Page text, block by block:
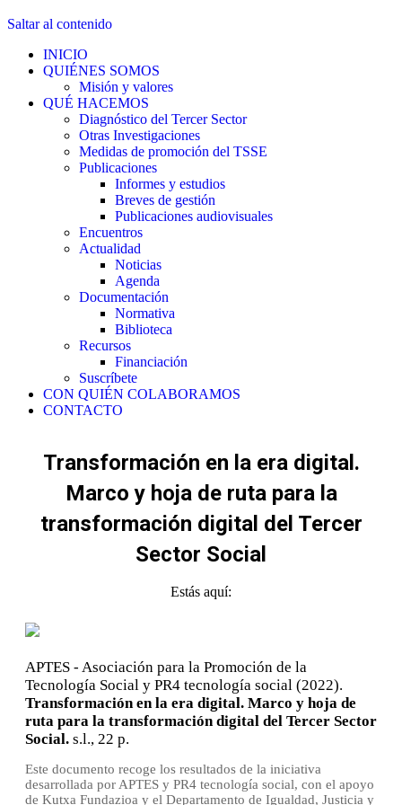
Saltar al contenido
INICIO
QUIÉNES SOMOS
Misión y valores
QUÉ HACEMOS
Diagnóstico del Tercer Sector
Otras Investigaciones
Medidas de promoción del TSSE
Publicaciones
Informes y estudios
Breves de gestión
Publicaciones audiovisuales
Encuentros
Actualidad
Noticias
Agenda
Documentación
Normativa
Biblioteca
Recursos
Financiación
Suscríbete
CON QUIÉN COLABORAMOS
CONTACTO
Transformación en la era digital.
Marco y hoja de ruta para la
transformación digital del Tercer
Sector Social
Estás aquí:
APTES - Asociación para la Promoción de la
Tecnología Social y PR4 tecnología social (2022).
Transformación en la era digital. Marco y hoja de
ruta para la transformación digital del Tercer Sector
Social. s.l., 22 p.
Este documento recoge los resultados de la iniciativa
desarrollada por APTES y PR4 tecnología social, con el apoyo
de Kutxa Fundazioa y el Departamento de Igualdad, Justicia y